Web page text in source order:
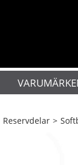
Reservdelar >